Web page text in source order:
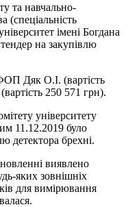
та навчально-
(спеціальність
імені Богдана
на закупівлю
Дяк О.І. (вартість
250 571 грн).
університету
11.12.2019 було
детектора брехні.
виявлено
яких зовнішніх
для вимірювання